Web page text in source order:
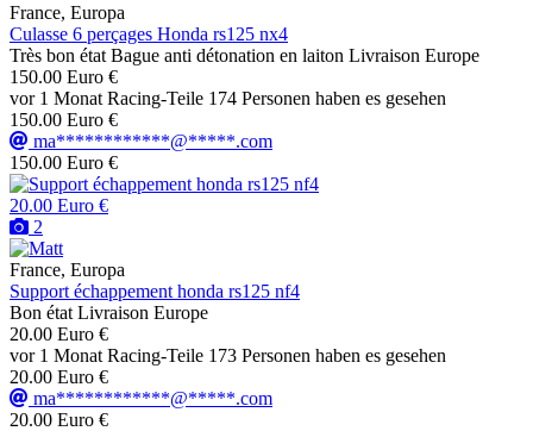
France, Europa
Culasse 6 perçages Honda rs125 nx4
Très bon état Bague anti détonation en laiton Livraison Europe
150.00 Euro €
vor 1 Monat Racing-Teile 174 Personen haben es gesehen
150.00 Euro €
ma************@*****.com
150.00 Euro €
20.00 Euro €
2
France, Europa
Support échappement honda rs125 nf4
Bon état Livraison Europe
20.00 Euro €
vor 1 Monat Racing-Teile 173 Personen haben es gesehen
20.00 Euro €
ma************@*****.com
20.00 Euro €